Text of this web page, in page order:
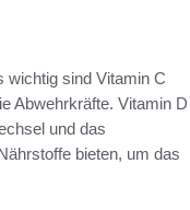
wichtig sind Vitamin C
Abwehrkräfte. Vitamin D
und das
bieten, um das